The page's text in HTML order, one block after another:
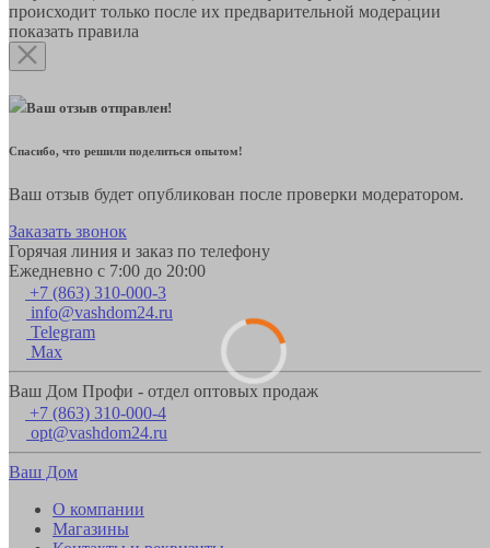
происходит только после их предварительной модерации
показать правила
Ваш отзыв отправлен!
Спасибо, что решили поделиться опытом!
Ваш отзыв будет опубликован после проверки модератором.
Заказать звонок
Горячая линия и заказ по телефону
Ежедневно с 7:00 до 20:00
+7 (863) 310-000-3
info@vashdom24.ru
Telegram
Max
Ваш Дом Профи - отдел оптовых продаж
+7 (863) 310-000-4
opt@vashdom24.ru
Ваш Дом
О компании
Магазины